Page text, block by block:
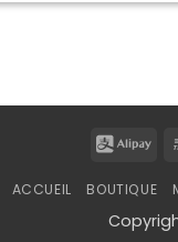
ACCUEIL BOUTIQUE